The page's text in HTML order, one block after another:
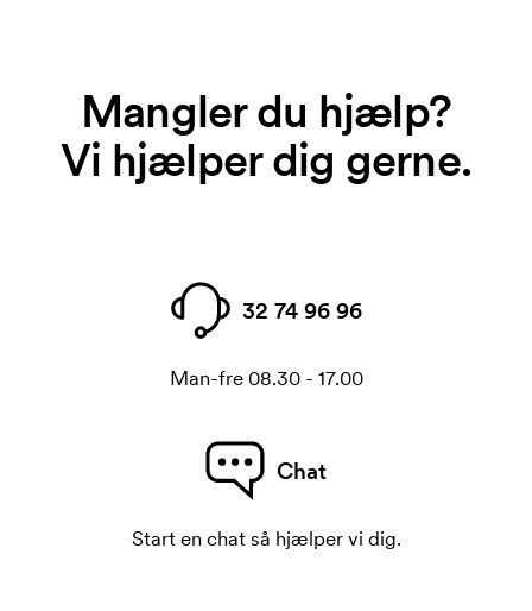
Mangler du hjælp?
Vi hjælper dig gerne.
32 74 96 96
Man-fre 08.30 - 17.00
Chat
Start en chat så hjælper vi dig.